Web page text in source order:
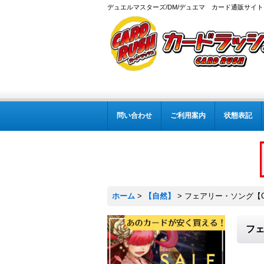
デュエルマスターズ/DM/デュエマ カード通販サイト
問い合わせ ご利用案内 状態表記
ホーム > 【自然】 > フェアリー・ソング
フ